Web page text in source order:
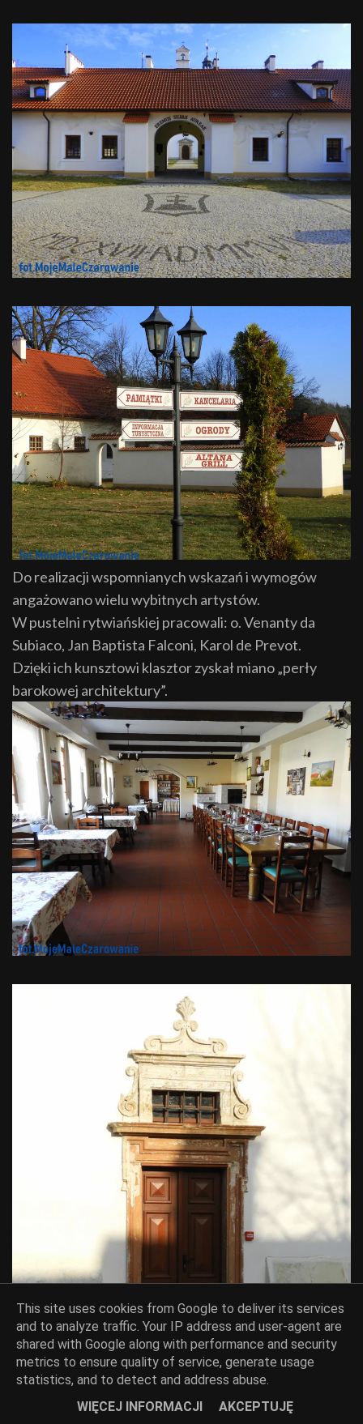
Do realizacji wspomnianych wskazań i wymogów
angażowano wielu wybitnych artystów.
W pustelni rytwiańskiej pracowali: o. Venanty da
Subiaco, Jan Baptista Falconi, Karol de Prevot.
Dzięki ich kunsztowi klasztor zyskał miano „perły
barokowej architektury”.
This site uses cookies from Google to deliver its services
and to analyze traffic. Your IP address and user-agent are
shared with Google along with performance and security
metrics to ensure quality of service, generate usage
statistics, and to detect and address abuse.
WIĘCEJ INFORMACJI
AKCEPTUJĘ